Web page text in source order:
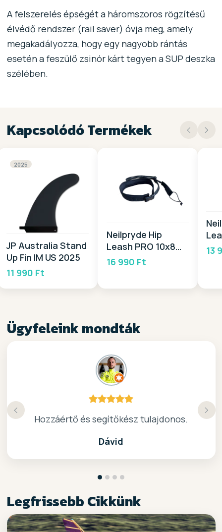
A felszerelés épségét a háromszoros rögzítésű
élvédő rendszer (rail saver) óvja meg, amely
megakadályozza, hogy egy nagyobb rántás
esetén a feszülő zsinór kárt tegyen a SUP deszka
szélében.
Kapcsolódó Termékek
2025
JP Australia Stand
Up Fin IM US 2025
11 990 Ft
Neilpryde Hip
Leash PRO 10x8
2026
16 990 Ft
13
Ügyfeleink mondták
Hozzáértő és segítőkész tulajdonos.
Dávid
kiváló surf-ös bolt .. ajánlom!
Nagyon kedves elado, jo kis bolt :)
Köszönöm a gyors, barátságos kiszolgálast.
Legfrissebb Cikkünk